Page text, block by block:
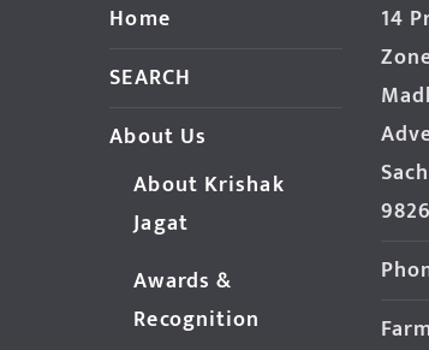
Home
SEARCH
About Us
About Krishak
Jagat
Awards &
Recognition
14